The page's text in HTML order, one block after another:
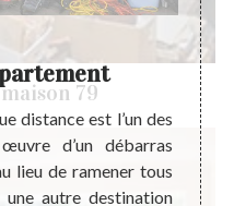
79
distance est l’un des
d’un débarras
lieu de ramener tous
une autre destination
Le
de